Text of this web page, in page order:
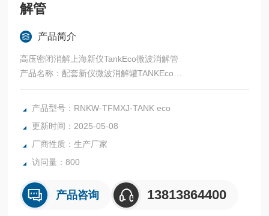
解管
产品简介
高压密闭消解上海新仪TankEco微波消解管
产品名称：配套新仪微波消解罐TANKEco
货号：RNKW-TFNXJXY-TANKEco
材 质：罐体和盖子均为TFM材质
微波消解技术是利用微波的穿透性和激活反应能力，加热密闭
容器内的试剂和样品，可使消解罐内压力增加，反应温度提
高，从而大大提高了反应速率，缩短样品制备的时间。微波消
产品型号：RNKW-TFMXJ-TANK eco
更新时间：2025-05-08
厂商性质：生产厂家
访问量：800
产品咨询 13813864400